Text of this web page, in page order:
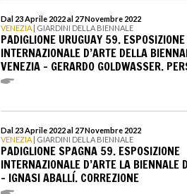
Dal 23 Aprile 2022 al 27 Novembre 2022
VENEZIA | GIARDINI DELLA BIENNALE
PADIGLIONE URUGUAY 59. ESPOSIZIONE
INTERNAZIONALE D’ARTE DELLA
VENEZIA - GERARDO GOLDWASSER.
Dal 23 Aprile 2022 al 27 Novembre 2022
VENEZIA | GIARDINI DELLA BIENNALE
PADIGLIONE SPAGNA 59. ESPOSIZIONE
INTERNAZIONALE D’ARTE LA BIENNALE
- IGNASI ABALLÍ. CORREZIONE